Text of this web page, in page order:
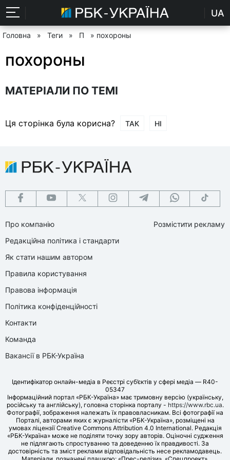
UA
Головна » Теги » П » похороны
похороны
МАТЕРІАЛИ ПО ТЕМІ
Ця сторінка була корисна? ТАК НІ
Про компанію
Редакційна політика і стандарти
Як стати нашим автором
Правила користування
Правова інформація
Політика конфіденційності
Контакти
Команда
Вакансії в РБК-Україна
Розмістити рекламу
Ідентифікатор онлайн-медіа в Реєстрі суб’єктів у сфері медіа — R40-
05347
Інформаційний портал «РБК-Україна» має тримовну версію (українську,
російську та англійську), головна сторінка порталу - https://www.rbc.ua.
Фотографії, зображення належать їх правовласникам. Всі фотографії на
Порталі, авторами яких є журналісти «РБК-Україна», розміщені на
умовах ліцензії Creative Commons Attribution 4.0 International. Редакція
«РБК-Україна» може не поділяти точку зору авторів. Оціночні судження
не підлягають спростуванню та доведенню їх правдивості. За
достовірність та зміст реклами відповідальність несе рекламодавець.